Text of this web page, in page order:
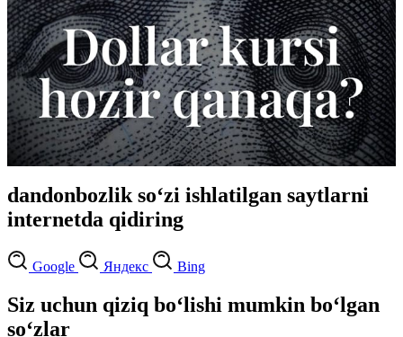
dandonbozlik so‘zi ishlatilgan saytlarni
internetda qidiring
Google Яндекс Bing
Siz uchun qiziq bo‘lishi mumkin bo‘lgan
so‘zlar